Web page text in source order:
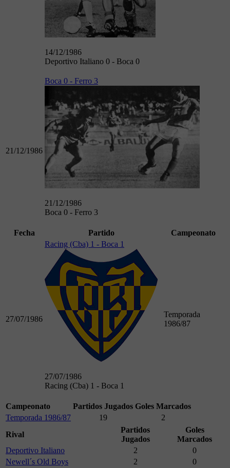
14/12/1986
Deportivo Italiano 0 - Boca 0
21/12/1986
Boca 0 - Ferro 3
21/12/1986
Boca 0 - Ferro 3
Fecha Partido Campeonato
27/07/1986
Racing (Cba) 1 - Boca 1
27/07/1986
Racing (Cba) 1 - Boca 1
Temporada
1986/87
Campeonato Partidos Jugados Goles Marcados
Temporada 1986/87
19
2
Rival
Partidos
Jugados
Goles
Marcados
Deportivo Italiano
2
0
Newell´s Old Boys
2
0